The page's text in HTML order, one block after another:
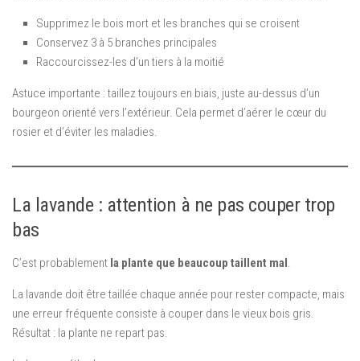
Supprimez le bois mort et les branches qui se croisent
Conservez 3 à 5 branches principales
Raccourcissez-les d’un tiers à la moitié
Astuce importante : taillez toujours en biais, juste au-dessus d’un
bourgeon orienté vers l’extérieur. Cela permet d’aérer le cœur du
rosier et d’éviter les maladies.
La lavande : attention à ne pas couper trop
bas
C’est probablement la plante que beaucoup taillent mal.
La lavande doit être taillée chaque année pour rester compacte, mais
une erreur fréquente consiste à couper dans le vieux bois gris.
Résultat : la plante ne repart pas.